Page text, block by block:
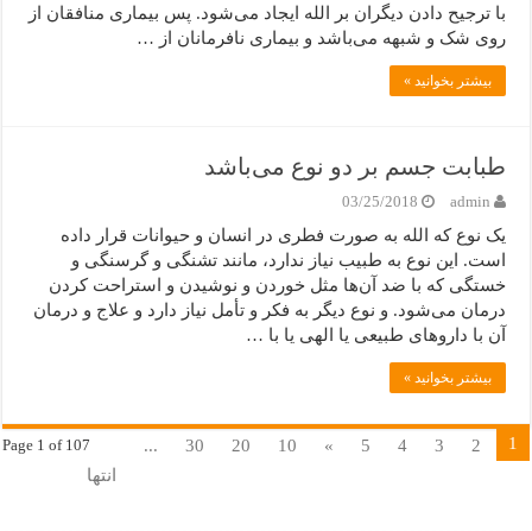
با ترجیح دادن دیگران بر الله ایجاد می‌شود. پس بیماری منافقان از
روی شک و شبهه می‌باشد و بیماری نافرمانان از …
بیشتر بخوانید »
طبابت جسم بر دو نوع می‌باشد
admin
03/25/2018
یک نوع که الله به صورت فطری در انسان و حیوانات قرار داده
است. این نوع به طبیب نیاز ندارد، مانند تشنگی و گرسنگی و
خستگی که با ضد آن‌ها مثل خوردن و نوشیدن و استراحت کردن
درمان می‌شود. و نوع دیگر به فکر و تأمل نیاز دارد و علاج و درمان
آن با داروهای طبیعی یا الهی یا با …
بیشتر بخوانید »
Page 1 of 107 1
2
3
4
5
»
10
20
30
...
انتها